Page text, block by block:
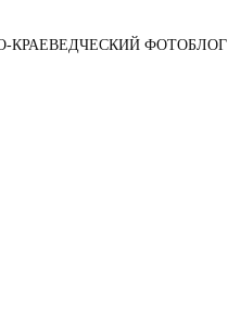
КРАЕВЕДЧЕСКИЙ ФОТОБЛОГ